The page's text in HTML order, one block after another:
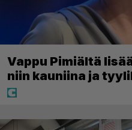
Vappu Pimiältä
niin kauniina ja